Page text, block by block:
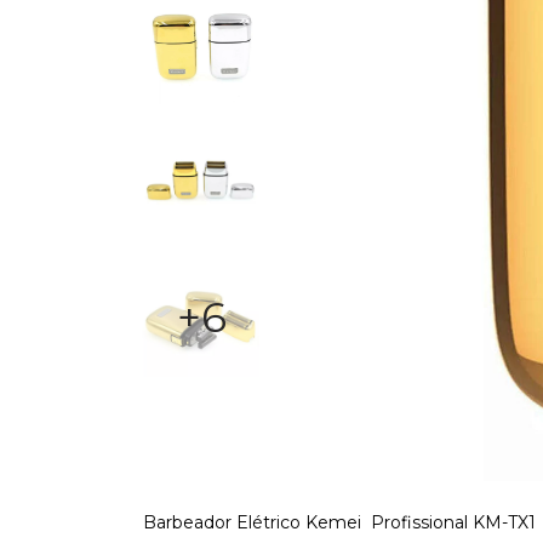
+6
Barbeador Elétrico Kemei Profissional KM-TX1